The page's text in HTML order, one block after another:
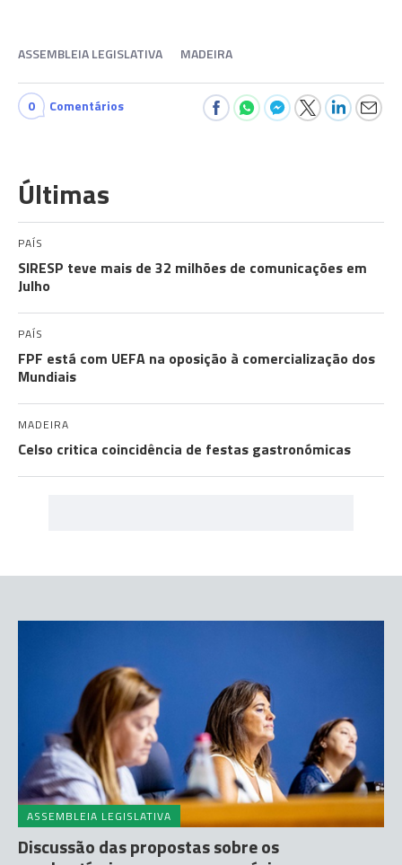
ASSEMBLEIA LEGISLATIVA MADEIRA
0 Comentários
Últimas
PAÍS
SIRESP teve mais de 32 milhões de comunicações em
Julho
PAÍS
FPF está com UEFA na oposição à comercialização dos
Mundiais
MADEIRA
Celso critica coincidência de festas gastronómicas
ASSEMBLEIA LEGISLATIVA
Discussão das propostas sobre os